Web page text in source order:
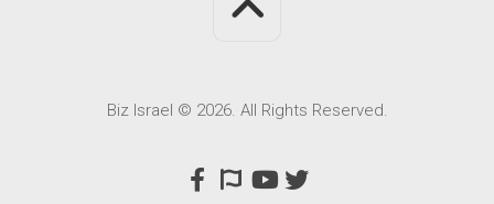
Biz Israel © 2026. All Rights Reserved.